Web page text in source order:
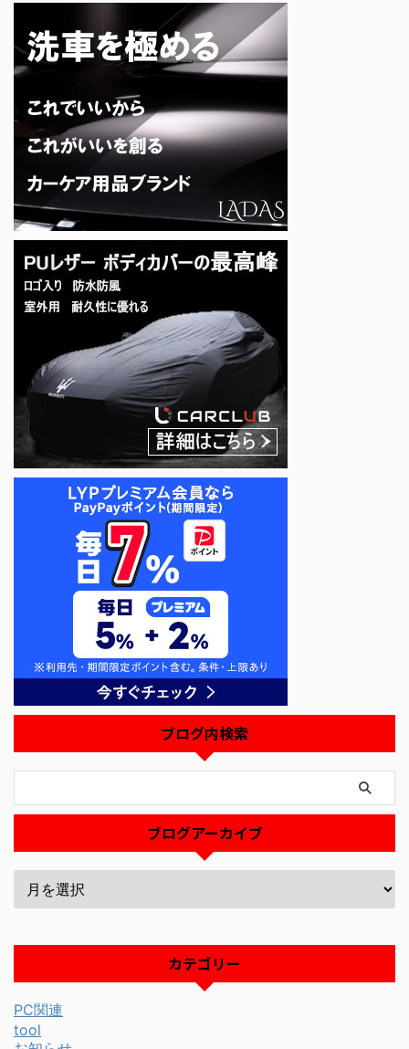
ブログ内検索
ブログアーカイブ
カテゴリー
PC関連
tool